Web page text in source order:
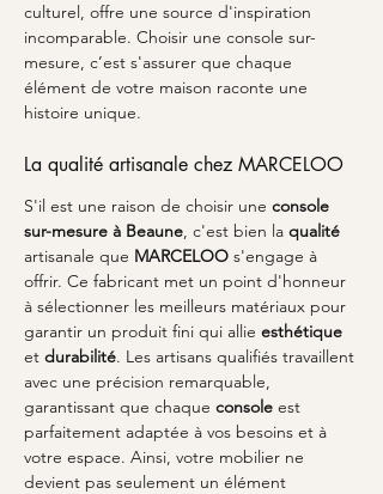
culturel, offre une source d'inspiration
incomparable. Choisir une console sur-
mesure, c’est s'assurer que chaque
élément de votre maison raconte une
histoire unique.
La qualité artisanale chez MARCELOO
S'il est une raison de choisir une console
sur-mesure à Beaune, c'est bien la qualité
artisanale que MARCELOO s'engage à
offrir. Ce fabricant met un point d'honneur
à sélectionner les meilleurs matériaux pour
garantir un produit fini qui allie esthétique
et durabilité. Les artisans qualifiés travaillent
avec une précision remarquable,
garantissant que chaque console est
parfaitement adaptée à vos besoins et à
votre espace. Ainsi, votre mobilier ne
devient pas seulement un élément